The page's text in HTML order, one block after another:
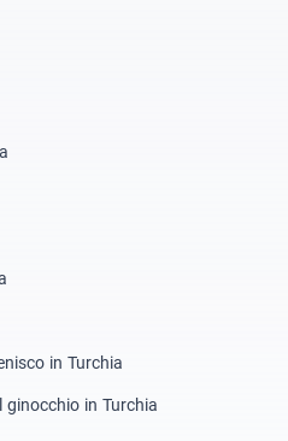
in Turchia
in Turchia